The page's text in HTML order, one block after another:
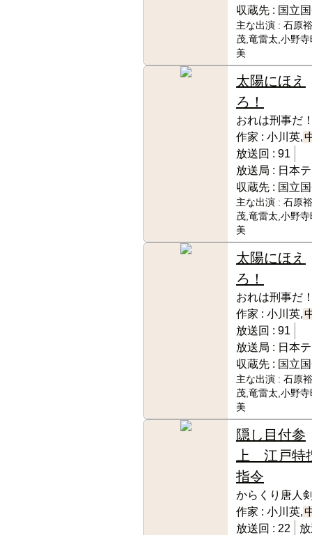
収蔵先 : 国立
主な出演 : 石原
茂,竜雷太,小野
美
太陽にほえ
ろ！
おれは刑事だ
作家 : 小川英,
放送回 : 91
放送局 : 日本
収蔵先 : 国立
主な出演 : 石原
茂,竜雷太,小野
美
太陽にほえ
ろ！
おれは刑事だ
作家 : 小川英,
放送回 : 91
放送局 : 日本
収蔵先 : 国立
主な出演 : 石原
茂,竜雷太,小野
美
隠し目付参
上 江戸特
指令
からくり唐人
作家 : 小川英,
放送回 : 22